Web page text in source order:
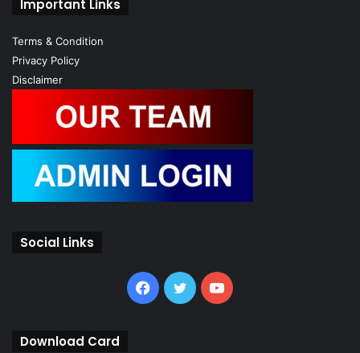
Important Links
Terms & Condition
Privacy Policy
Disclaimer
Social Links
Facebook
TwitterYouTube
Download Card